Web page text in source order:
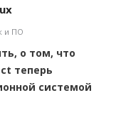
и ПО
о том, что
теперь
системой